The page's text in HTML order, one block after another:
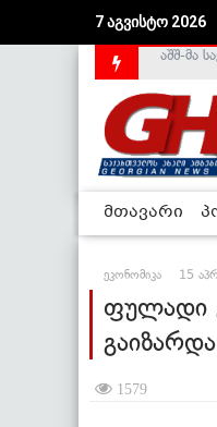
7 აგვისტო 2026
აშშ-მა
მთავარი
ეკონომიკა 15
ფულადი
გაიზარდა
1579